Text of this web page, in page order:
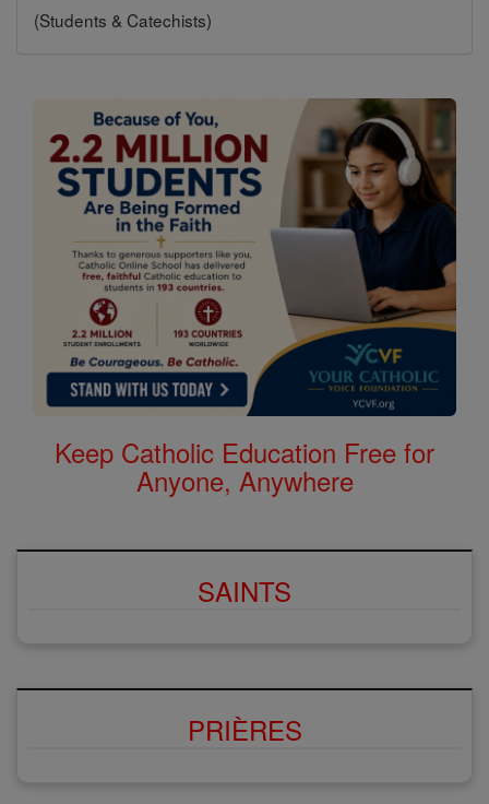
(Students & Catechists)
Keep Catholic Education Free for
Anyone, Anywhere
SAINTS
PRIÈRES